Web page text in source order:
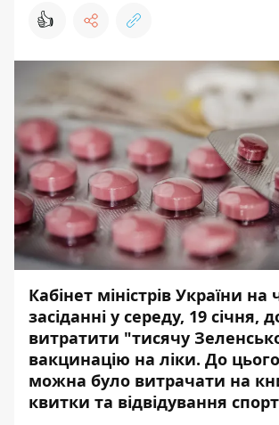
👍
Кабінет міністрів України
засіданні у середу, 19 січня,
витратити "тисячу
вакцинацію на ліки. До
можна було витрачати на
квитки та відвідування